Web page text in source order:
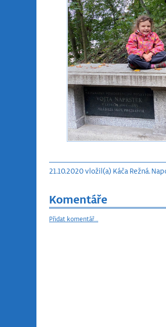
21.10.2020 vložil(a) Káča Režná.
Komentáře
Přidat komentář…